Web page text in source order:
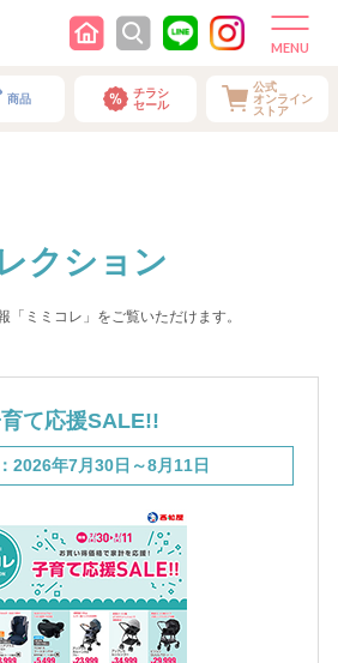
商品
チラシ
セール
公式
オンライン
ストア
クション
「ミミコレ」をご覧いただけます。
て応援SALE!!
2026年7月30日～8月11日